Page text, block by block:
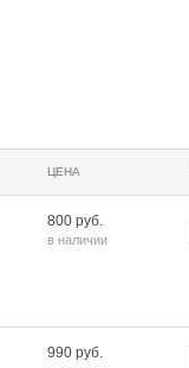
ЦЕНА
800 руб.
в наличии
990 руб.